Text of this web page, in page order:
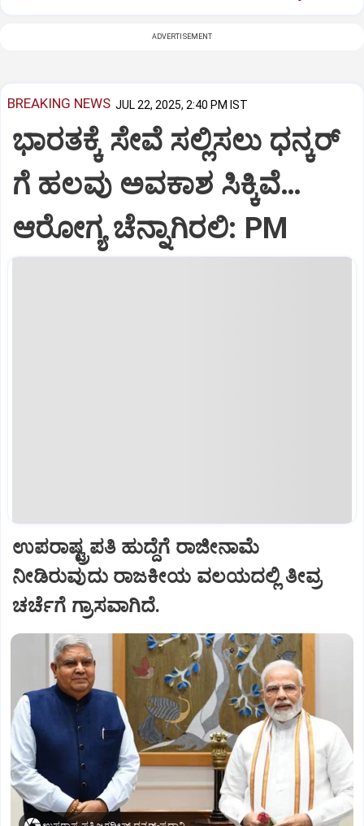
ADVERTISEMENT
BREAKING NEWS JUL 22, 2025, 2:40 PM IST
ಭಾರತಕ್ಕೆ ಸೇವೆ ಸಲ್ಲಿಸಲು ಧನ್ಕರ್‌
ಗೆ ಹಲವು ಅವಕಾಶ ಸಿಕ್ಕಿವೆ…
ಆರೋಗ್ಯ ಚೆನ್ನಾಗಿರಲಿ: PM
ಉಪರಾಷ್ಟ್ರಪತಿ ಹುದ್ದೆಗೆ ರಾಜೀನಾಮೆ
ನೀಡಿರುವುದು ರಾಜಕೀಯ ವಲಯದಲ್ಲಿ ತೀವ್ರ
ಚರ್ಚೆಗೆ ಗ್ರಾಸವಾಗಿದೆ.